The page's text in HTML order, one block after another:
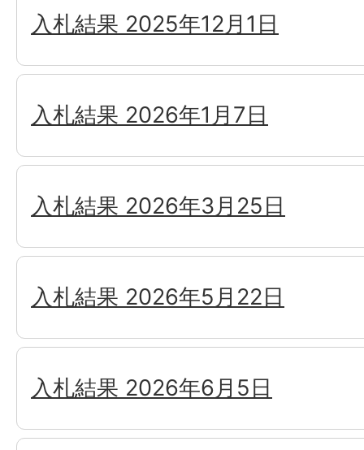
入札結果 2025年12月1日
入札結果 2026年1月7日
入札結果 2026年3月25日
入札結果 2026年5月22日
入札結果 2026年6月5日